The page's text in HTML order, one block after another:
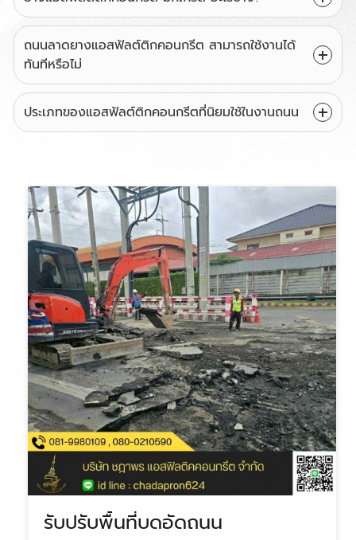
ถนนลาดยางแอสฟัลต์ติกคอนกรีต สามารถใช้งานได้
ทันทีหรือไม่
ประเภทของแอสฟัลต์ติกคอนกรีตที่นิยมใช้ในงานถนน
รับปรับพื้นที่บดอัดถนน